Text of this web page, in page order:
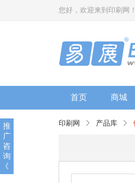
您好，欢迎来到印刷网！
首页 商城
印刷网 产品库
推
广
咨
询
《